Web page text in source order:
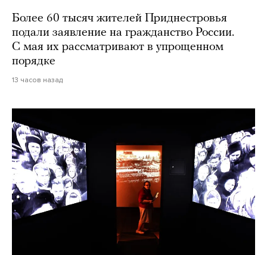
Более 60 тысяч жителей Приднестровья
подали заявление на гражданство России.
С мая их рассматривают в упрощенном
порядке
13 часов назад